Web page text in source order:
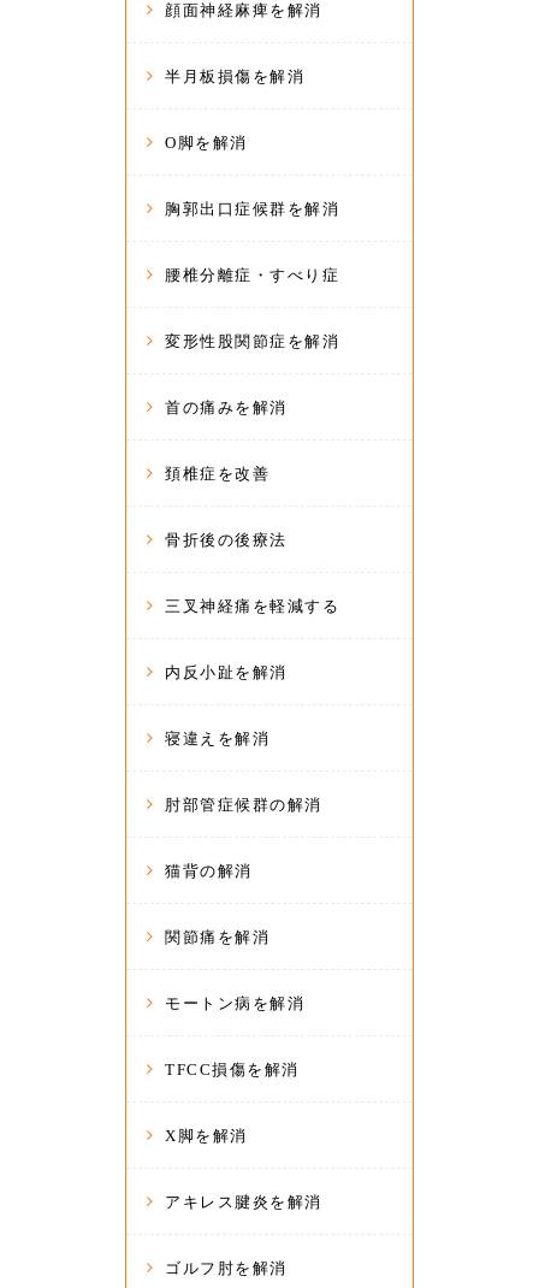
顔面神経麻痺を解消
半月板損傷を解消
O脚を解消
胸郭出口症候群を解消
腰椎分離症・すべり症
変形性股関節症を解消
首の痛みを解消
頚椎症を改善
骨折後の後療法
三叉神経痛を軽減する
内反小趾を解消
寝違えを解消
肘部管症候群の解消
猫背の解消
関節痛を解消
モートン病を解消
TFCC損傷を解消
X脚を解消
アキレス腱炎を解消
ゴルフ肘を解消